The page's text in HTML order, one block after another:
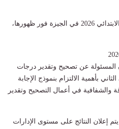
-للاستعلام عن نتيجة الصف الرابع الابتدائي 2026 في الجيزة فور ظهورها،
المسئولة عن تصحيح وتقدير درجات
بأهمية الالتزام بنموذج الإجابة
والشفافية في أعمال التصحيح وتقدير
إعلان النتائج على مستوى الإدارات